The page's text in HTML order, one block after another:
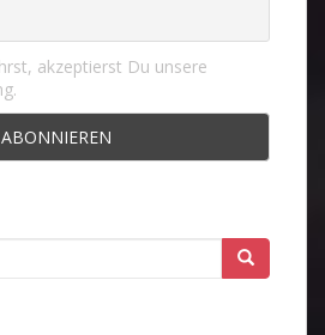
akzeptierst Du unsere